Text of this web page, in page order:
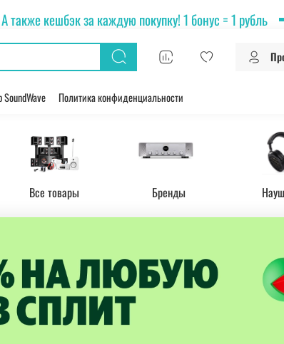
также кешбэк за каждую покупку! 1 бонус = 1 рубль
Политика конфиденциальности
Все товары Бренды